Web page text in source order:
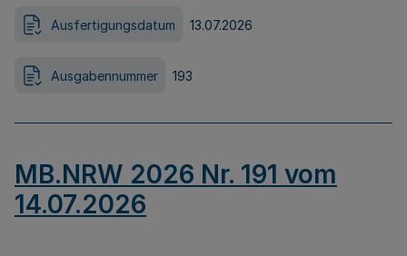
Ausfertigungsdatum 13.07.2026
Ausgabennummer 193
MB.NRW 2026 Nr. 191 vom
14.07.2026